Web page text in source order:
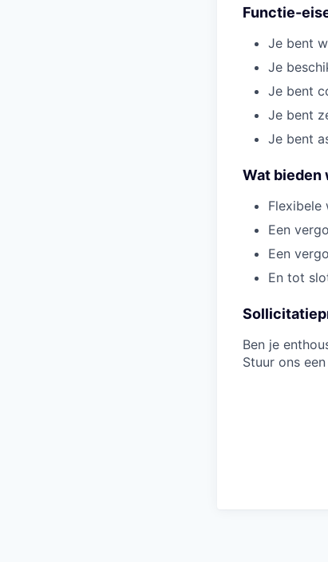
Functie-
Je bent
Je
Je bent
Je bent
Je bent
Wat bieden
Flexibele
Een
Een
En tot
Ben je
Stuur ons